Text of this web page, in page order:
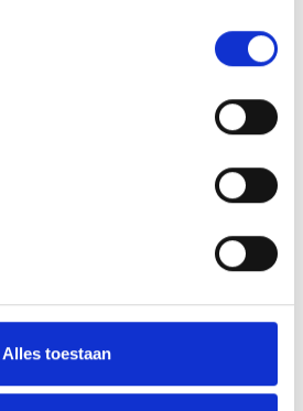
Alles toestaan
Hout
tweede blok
ons sportpark